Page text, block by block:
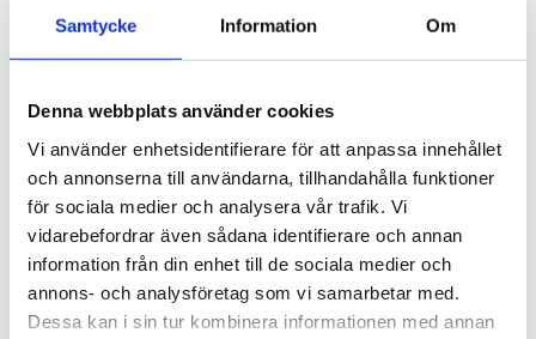
Samtycke Information Om
Denna webbplats använder cookies
Vi använder enhetsidentifierare för att anpassa innehållet
och annonserna till användarna, tillhandahålla funktioner
för sociala medier och analysera vår trafik. Vi
vidarebefordrar även sådana identifierare och annan
information från din enhet till de sociala medier och
annons- och analysföretag som vi samarbetar med.
Dessa kan i sin tur kombinera informationen med annan
Omdömen
Du